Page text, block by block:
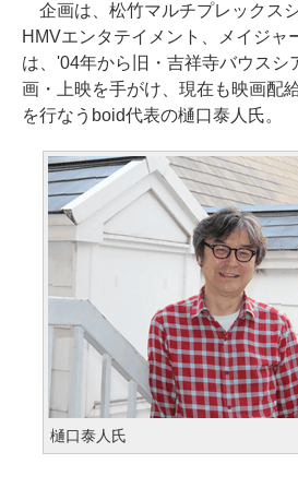
企画は、松竹マルチプレックス
HMVエンタテイメント、メイジャ
は、'04年から旧・吉祥寺バウスシ
画・上映を手がけ、現在も映画配
を行なうboid代表の樋口泰人氏。
樋口泰人氏